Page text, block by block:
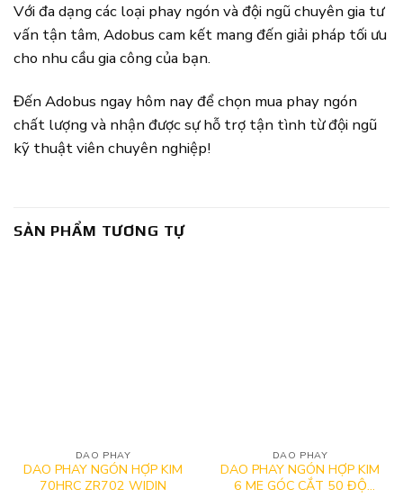
Với đa dạng các loại phay ngón và đội ngũ chuyên gia tư
vấn tận tâm, Adobus cam kết mang đến giải pháp tối ưu
cho nhu cầu gia công của bạn.
Đến Adobus ngay hôm nay để chọn mua phay ngón
chất lượng và nhận được sự hỗ trợ tận tình từ đội ngũ
kỹ thuật viên chuyên nghiệp!
SẢN PHẨM TƯƠNG TỰ
DAO PHAY
DAO PHAY NGÓN HỢP KIM
70HRC ZR702 WIDIN
DAO PHAY
DAO PHAY NGÓN HỢP KIM
6 ME GÓC CẮT 50 ĐỘ